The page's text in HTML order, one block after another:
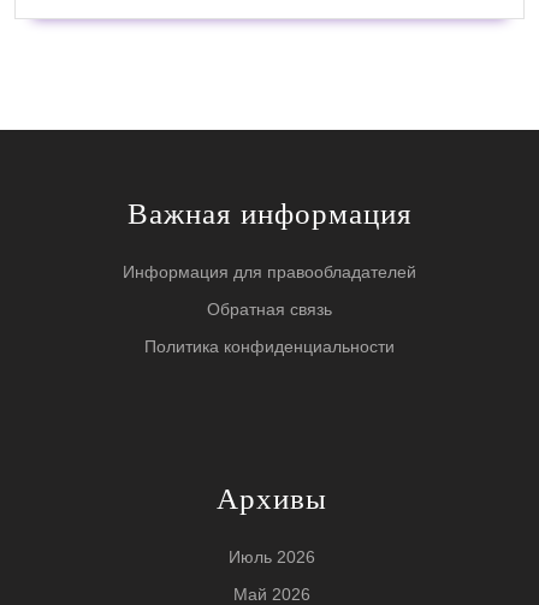
Важная информация
Информация для правообладателей
Обратная связь
Политика конфиденциальности
Архивы
Июль 2026
Май 2026